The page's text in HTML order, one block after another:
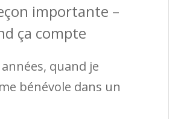
importante –
ça compte
quand je
bénévole dans un